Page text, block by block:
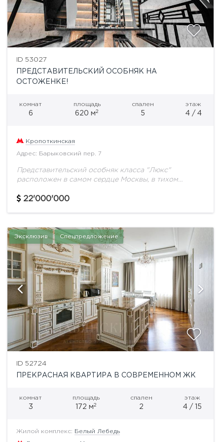
ID 53027
ПРЕДСТАВИТЕЛЬСКИЙ ОСОБНЯК НА
ОСТОЖЕНКЕ!
комнат
6
площадь
620 м2
спален
5
этаж
4 / 4
Кропоткинская
Адрес: Барыковский пер. 7
Представительский особняк класса "Люкс"
расположен в самом сердце Москвы, в тихом
Пречистенка. Данный район, находящийся в
22'000'000
Эксклюзив Спецпредложение
ID 52724
ПРЕКРАСНАЯ КВАРТИРА В СОВРЕМЕННОМ ЖК
комнат
3
площадь
172 м2
спален
2
этаж
4 / 15
Жилой комплекс: Белый Лебедь